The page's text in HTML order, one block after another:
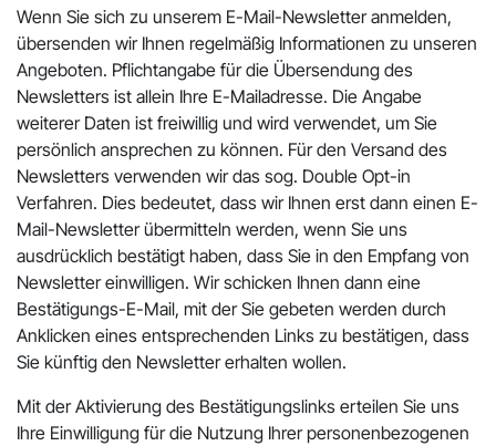
Wenn Sie sich zu unserem E-Mail-Newsletter anmelden,
übersenden wir Ihnen regelmäßig Informationen zu unseren
Angeboten. Pflichtangabe für die Übersendung des
Newsletters ist allein Ihre E-Mailadresse. Die Angabe
weiterer Daten ist freiwillig und wird verwendet, um Sie
persönlich ansprechen zu können. Für den Versand des
Newsletters verwenden wir das sog. Double Opt-in
Verfahren. Dies bedeutet, dass wir Ihnen erst dann einen E-
Mail-Newsletter übermitteln werden, wenn Sie uns
ausdrücklich bestätigt haben, dass Sie in den Empfang von
Newsletter einwilligen. Wir schicken Ihnen dann eine
Bestätigungs-E-Mail, mit der Sie gebeten werden durch
Anklicken eines entsprechenden Links zu bestätigen, dass
Sie künftig den Newsletter erhalten wollen.
Mit der Aktivierung des Bestätigungslinks erteilen Sie uns
Ihre Einwilligung für die Nutzung Ihrer personenbezogenen